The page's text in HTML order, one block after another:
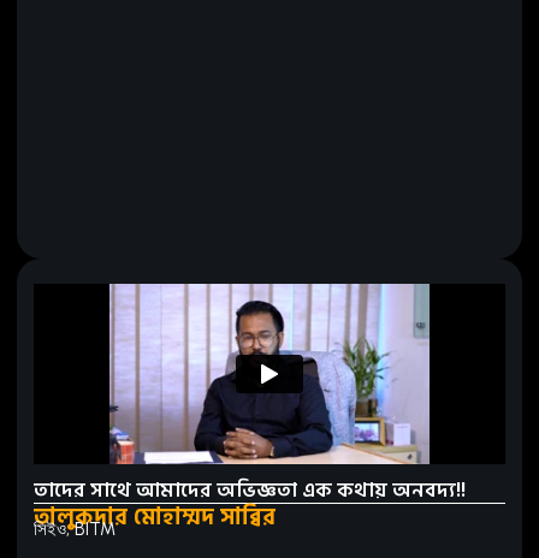
তাদের সাথে আমাদের অভিজ্ঞতা এক কথায় অনবদ্য!!
তালুকদার মোহাম্মদ সাব্বির
সিইও, BITM